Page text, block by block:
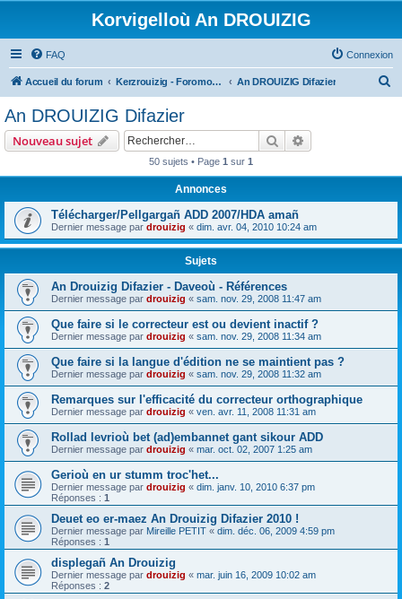
Korvigelloù An DROUIZIG
FAQ Connexion
Accueil du forum Kerzrouizig - Foromoù An Drouizig An DROUIZIG Difazier
e
r
An DROUIZIG Difazier
Nouveau sujet Rechercher
50 sujets • Page 1 sur 1
Annonces
Télécharger/Pellgargañ ADD 2007/HDA amañ
Dernier message par drouizig « dim. avr. 04, 2010 10:24 am
Sujets
An Drouizig Difazier - Daveoù - Références
Dernier message par drouizig « sam. nov. 29, 2008 11:47 am
Que faire si le correcteur est ou devient inactif ?
Dernier message par drouizig « sam. nov. 29, 2008 11:34 am
Que faire si la langue d'édition ne se maintient pas ?
Dernier message par drouizig « sam. nov. 29, 2008 11:32 am
Remarques sur l'efficacité du correcteur orthographique
Dernier message par drouizig « ven. avr. 11, 2008 11:31 am
Rollad levrioù bet (ad)embannet gant sikour ADD
Dernier message par drouizig « mar. oct. 02, 2007 1:25 am
Gerioù en ur stumm troc'het...
Dernier message par drouizig « dim. janv. 10, 2010 6:37 pm
Réponses : 1
Deuet eo er-maez An Drouizig Difazier 2010 !
Dernier message par Mireille PETIT « dim. déc. 06, 2009 4:59 pm
Réponses : 1
displegañ An Drouizig
Dernier message par drouizig « mar. juin 16, 2009 10:02 am
Réponses : 2